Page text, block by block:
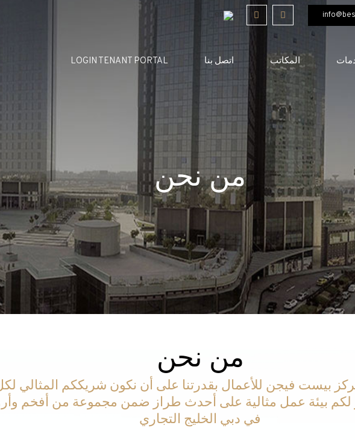
المكاتب اتصل بنا LOGIN TENANT PORTAL
من نحن
من نحن
بيست فيجن للأعمال بقدرتنا على أن نكون شريككم المثالي
بيئة عمل مثالية على أحدث طراز ضمن مجموعة من أفخم
في دبي الخليج التجاري